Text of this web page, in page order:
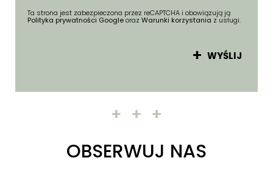
Ta strona jest zabezpieczona przez reCAPTCHA i obowiązują ją
Polityka prywatności Googleoraz Warunki korzystania z usługi.
WYŚLIJ
OBSERWUJ NAS